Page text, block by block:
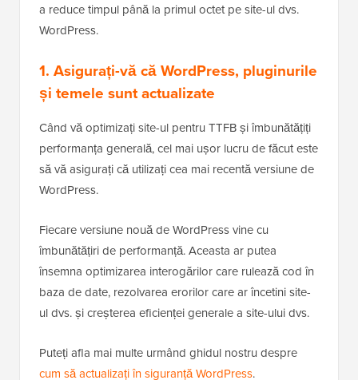
a reduce timpul până la primul octet pe site-ul dvs.
WordPress.
1. Asigurați-vă că WordPress, pluginurile
și temele sunt actualizate
Când vă optimizați site-ul pentru TTFB și îmbunătățiți
performanța generală, cel mai ușor lucru de făcut este
să vă asigurați că utilizați cea mai recentă versiune de
WordPress.
Fiecare versiune nouă de WordPress vine cu
îmbunătățiri de performanță. Aceasta ar putea
însemna optimizarea interogărilor care rulează cod în
baza de date, rezolvarea erorilor care ar încetini site-
ul dvs. și creșterea eficienței generale a site-ului dvs.
Puteți afla mai multe urmând ghidul nostru despre
cum să actualizați în siguranță WordPress.